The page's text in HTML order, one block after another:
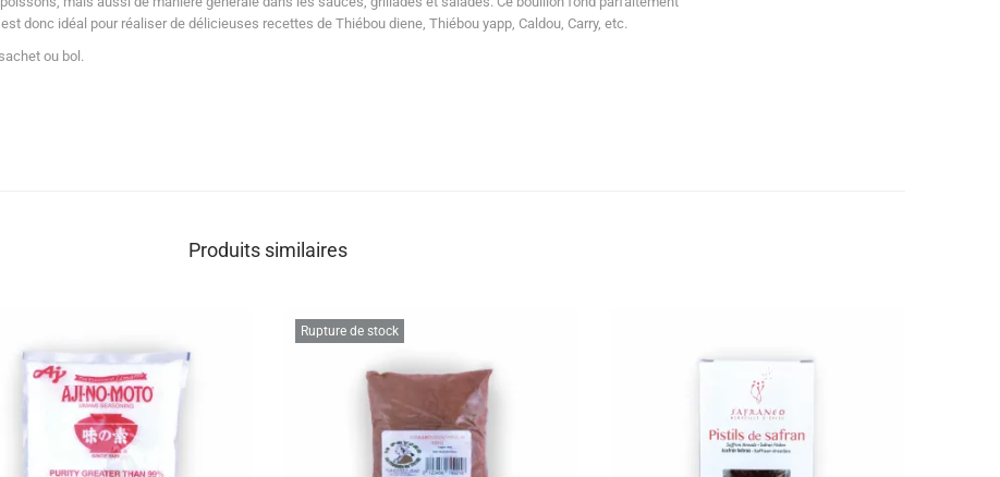
donc idéal pour réaliser de délicieuses recettes de Thiébou diene, Thiébou yapp, Caldou, Carry, etc.
ou bol.
Produits similaires
Rupture de stock